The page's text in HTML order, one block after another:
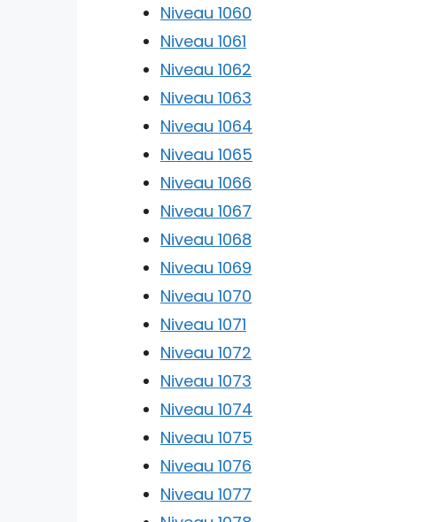
Niveau 1060
Niveau 1061
Niveau 1062
Niveau 1063
Niveau 1064
Niveau 1065
Niveau 1066
Niveau 1067
Niveau 1068
Niveau 1069
Niveau 1070
Niveau 1071
Niveau 1072
Niveau 1073
Niveau 1074
Niveau 1075
Niveau 1076
Niveau 1077